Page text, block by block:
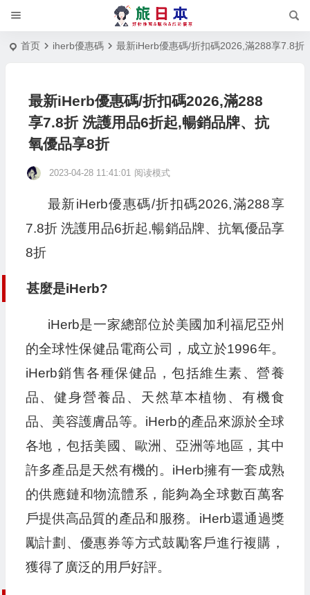
首页 iherb優惠碼 最新iHerb優惠碼/折扣碼2026,滿288享7.8折
最新iHerb優惠碼/折扣碼2026,滿288
享7.8折 洗護用品6折起,暢銷品牌、抗
氧優品享8折
2023-04-28 11:41:01 阅读模式
最新iHerb優惠碼/折扣碼2026,滿288享
7.8折 洗護用品6折起,暢銷品牌、抗氧優品享
8折
甚麼是iHerb?
iHerb是一家總部位於美國加利福尼亞州
的全球性保健品電商公司，成立於1996年。
iHerb銷售各種保健品，包括維生素、營養
品、健身營養品、天然草本植物、有機食
品、美容護膚品等。iHerb的產品來源於全球
各地，包括美國、歐洲、亞洲等地區，其中
許多產品是天然有機的。iHerb擁有一套成熟
的供應鏈和物流體系，能夠為全球數百萬客
戶提供高品質的產品和服務。iHerb還通過獎
勵計劃、優惠券等方式鼓勵客戶進行複購，
獲得了廣泛的用戶好評。